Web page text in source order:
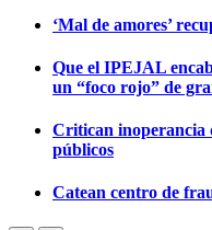
‘Mal de amores’
Que el IPEJAL
un “foco rojo” de
Critican inoperancia
públicos
Catean centro de